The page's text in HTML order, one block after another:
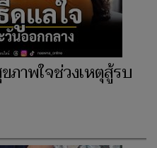
ภาพใจช่วงเหตุสู้รบ